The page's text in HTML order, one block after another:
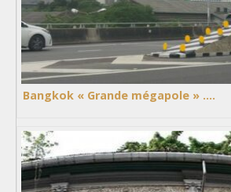
Bangkok « Grande mégapole » ….